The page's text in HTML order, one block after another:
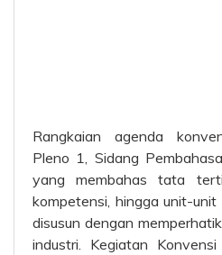
Rangkaian agenda
Pleno 1, Sidang
yang membahas tata
kompetensi, hingga unit-
disusun dengan
industri. Kegiatan